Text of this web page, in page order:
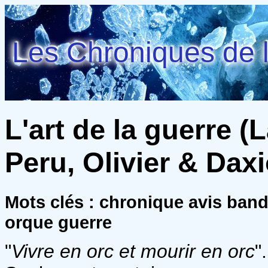
Les Chroniques de
L'art de la guerre
Peru, Olivier &
Mots clés : chronique avis
orque guerre
"Vivre en orc et mourir en orc